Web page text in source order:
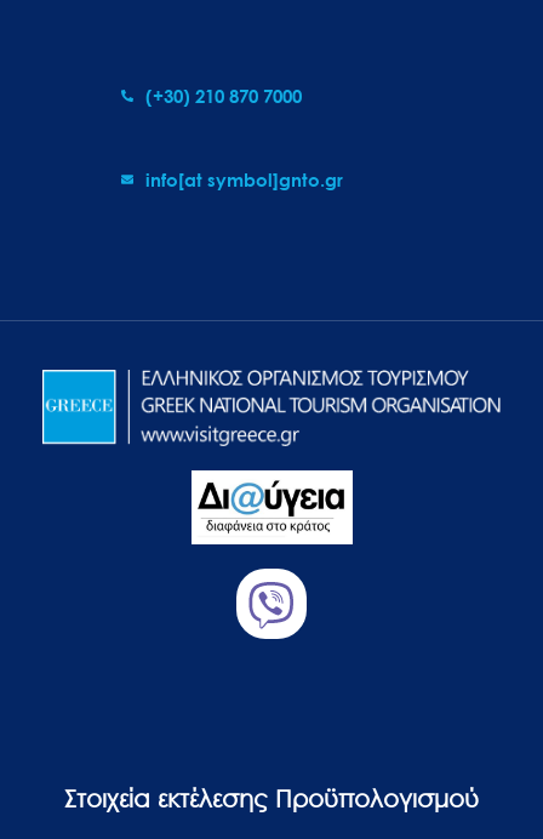
(+30) 210 870 7000
info[at symbol]gnto.gr
Στοιχεία εκτέλεσης Προϋπολογισμού